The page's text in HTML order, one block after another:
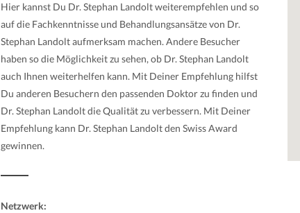
Hier kannst Du Dr. Stephan Landolt weiterempfehlen und so
auf die Fachkenntnisse und Behandlungsansätze von Dr.
Stephan Landolt aufmerksam machen. Andere Besucher
haben so die Möglichkeit zu sehen, ob Dr. Stephan Landolt
auch Ihnen weiterhelfen kann. Mit Deiner Empfehlung hilfst
Du anderen Besuchern den passenden Doktor zu finden und
Dr. Stephan Landolt die Qualität zu verbessern. Mit Deiner
Empfehlung kann Dr. Stephan Landolt den Swiss Award
gewinnen.
Netzwerk: